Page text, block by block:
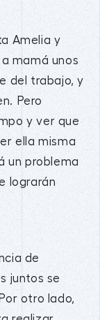
Amelia y
mamá unos
del trabajo, y
Pero
y ver que
ella misma
un problema
lograrán
de
juntos se
otro lado,